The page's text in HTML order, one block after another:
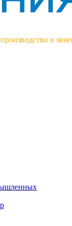
и